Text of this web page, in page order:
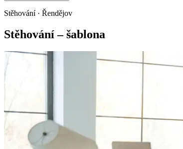
Stěhování · Řendějov
Stěhování – šablona